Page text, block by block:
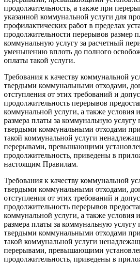
продолжительность, а также при
указанной коммунальной услуги для
профилактических работ в пределах
продолжительности перерывов размер
коммунальную услугу за расчетный
уменьшению вплоть до полного
оплаты такой услуги.
Требования к качеству коммунальной
твердыми коммунальными отходами,
отступления от этих требований и
продолжительность перерывов
коммунальной услуги, а также условия
размера платы за коммунальную
твердыми коммунальными отходами
такой коммунальной услуги
перерывами, превышающими
продолжительность, приведены в
настоящим Правилам.
Требования к качеству коммунальной
твердыми коммунальными отходами,
отступления от этих требований и
продолжительность перерывов
коммунальной услуги, а также условия
размера платы за коммунальную
твердыми коммунальными отходами
такой коммунальной услуги
перерывами, превышающими
продолжительность, приведены в